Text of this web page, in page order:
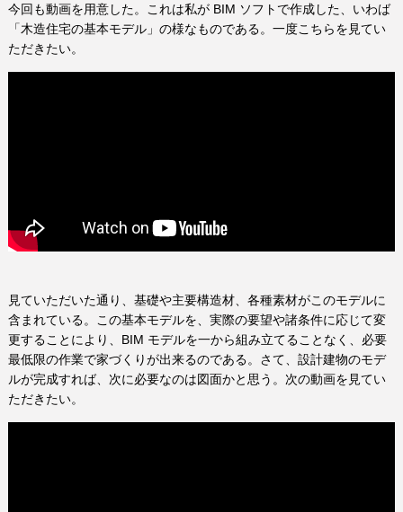
今回も動画を用意した。これは私が BIM ソフトで作成した、いわば
「木造住宅の基本モデル」の様なものである。一度こちらを見てい
ただきたい。
見ていただいた通り、基礎や主要構造材、各種素材がこのモデルに
含まれている。この基本モデルを、実際の要望や諸条件に応じて変
更することにより、BIM モデルを一から組み立てることなく、必要
最低限の作業で家づくりが出来るのである。さて、設計建物のモデ
ルが完成すれば、次に必要なのは図面かと思う。次の動画を見てい
ただきたい。